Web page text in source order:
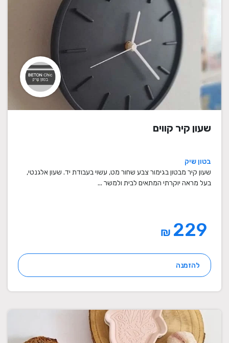
שעון קיר קווים
בטון שיק
שעון קיר מבטון בגימור צבע שחור מט, עשוי בעבודת יד. שעון אלגנטי,
בעל מראה יוקרתי המתאים לבית ולמשר ...
₪
להזמנה